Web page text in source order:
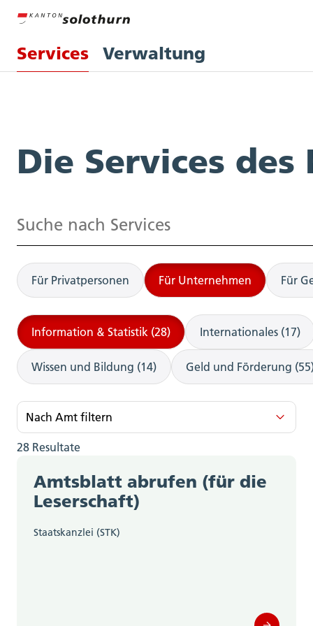
Services Verwaltung
Die Services des
Suchen
Für Privatpersonen Für Unternehmen Für
Information & Statistik (28) Internationales (17)
Wissen und Bildung (14) Geld und Förderung
Nach Amt filtern
Amt für Kultur und Sport (1)
Amt für Wald, Jagd und Fischerei (3)
28 Resultate
Amtsblatt abrufen (für die
Leserschaft)
Staatskanzlei (STK)